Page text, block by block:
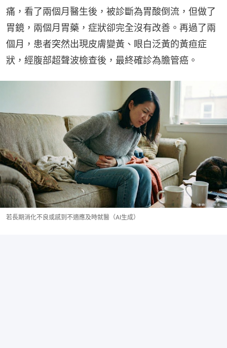
痛，看了兩個月醫生後，被診斷為胃酸倒流，但做了
胃鏡，兩個月胃藥，症狀卻完全沒有改善。再過了兩
個月，患者突然出現皮膚變黃、眼白泛黃的黃疸症
狀，經腹部超聲波檢查後，最終確診為膽管癌。
若長期消化不良或感到不適應及時就醫（AI生成）